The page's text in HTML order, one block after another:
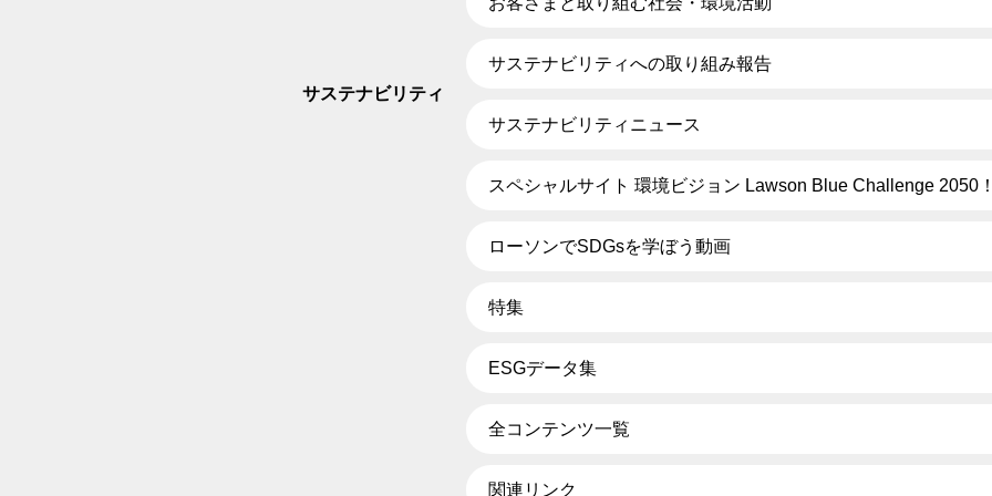
サステナビリティ
サステナビリティへの取り組み報告
サステナビリティニュース
スペシャルサイト 環境ビジョン Lawson Blue Challenge 2050
ローソンでSDGsを学ぼう動画
特集
ESGデータ集
全コンテンツ一覧
関連リンク